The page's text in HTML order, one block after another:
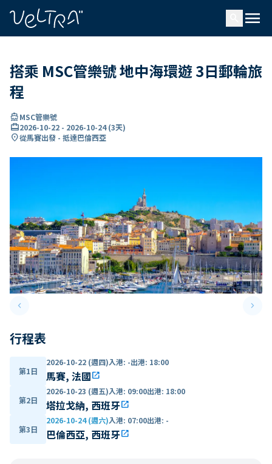
menu
搭乘 MSC管樂號 地中海環遊 3日郵輪旅
程
directions_boatMSC管樂號
card_travel2026-10-22 - 2026-10-24(3天)
location_on從馬賽出發 - 抵達巴倫西亞
keyboard_arrow_leftPrevious slide keyboard_arrow_right
行程表
第1日
2026-10-22 (週四)入港: -出港: 18:00
馬賽, 法國open_in_new
第2日
2026-10-23 (週五)入港: 09:00出港: 18:00
塔拉戈納, 西班牙open_in_new
第3日
2026-10-24 (週六)入港: 07:00出港: -
巴倫西亞, 西班牙open_in_new